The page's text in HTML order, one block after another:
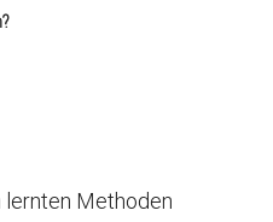
lernten Methoden